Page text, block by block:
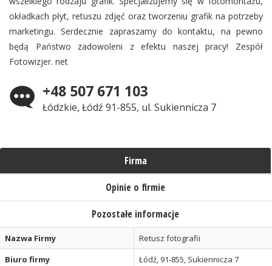
okładkach płyt, retuszu zdjęć oraz tworzeniu grafik na potrzeby
marketingu. Serdecznie zapraszamy do kontaktu, na pewno
będą Państwo zadowoleni z efektu naszej pracy! Zespół
Fotowizjer. net
+48 507 671 103
Łódzkie, Łódź 91-855, ul. Sukiennicza 7
Firma
Opinie o firmie
Pozostałe informacje
Nazwa Firmy
Retusz fotografii
Biuro firmy
Łódź, 91-855, Sukiennicza 7